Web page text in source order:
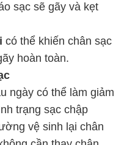
sạc sẽ gãy và kẹt
có thể khiến chân sạc
hoàn toàn.
ngày có thể làm giảm
trạng sạc chập
vệ sinh lại chân